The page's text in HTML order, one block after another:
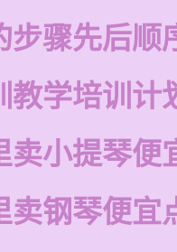
步骤先后顺
教学培训计
卖小提琴便
卖钢琴便宜